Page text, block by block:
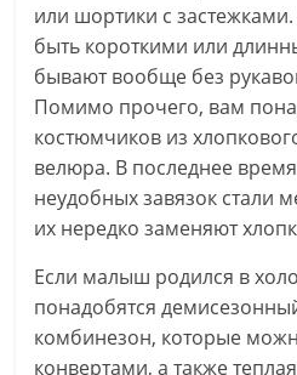
или шортики с
быть короткими или
бывают вообще без
Помимо прочего, вам
костюмчиков из
велюра. В последнее
неудобных завязок
их нередко заменяют
Если малыш родился в
понадобятся
комбинезон, которые
конвертами, а также